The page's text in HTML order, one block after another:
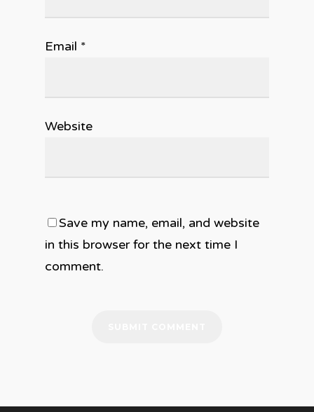
Email *
Website
Save my name, email, and website
in this browser for the next time I
comment.